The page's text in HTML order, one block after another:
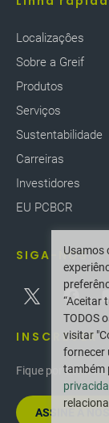
Localizaçôes
Sobre a Greif
Produtos
Serviços
Sustentabilidade
Carreiras
Investidores
EU PCBCR
SIGA-NOS
INSCREVER-
Fique por dentro
ASSINE A
Usamos
“Aceitar
TODOS
visitar
fornecer
também